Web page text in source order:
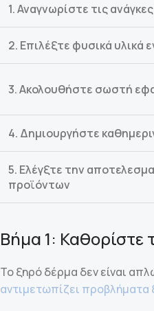
1. Αναγνωρίστε τις
2. Επιλέξτε φυσικά υλικά
3. Ακολουθήστε σωστή
4. Δημιουργήστε
5. Ελέγξτε την
προϊόντων
Βήμα 1: Καθορίστε
Το ξηρό δέρμα δεν είναι
αντιμετωπίζει προβλήματα